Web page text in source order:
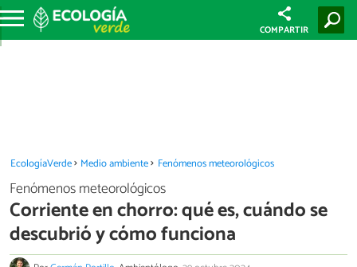
COMPARTIR
EcologíaVerde Medio ambiente Fenómenos meteorológicos
Fenómenos meteorológicos
Corriente en chorro: qué es, cuándo se
descubrió y cómo funciona